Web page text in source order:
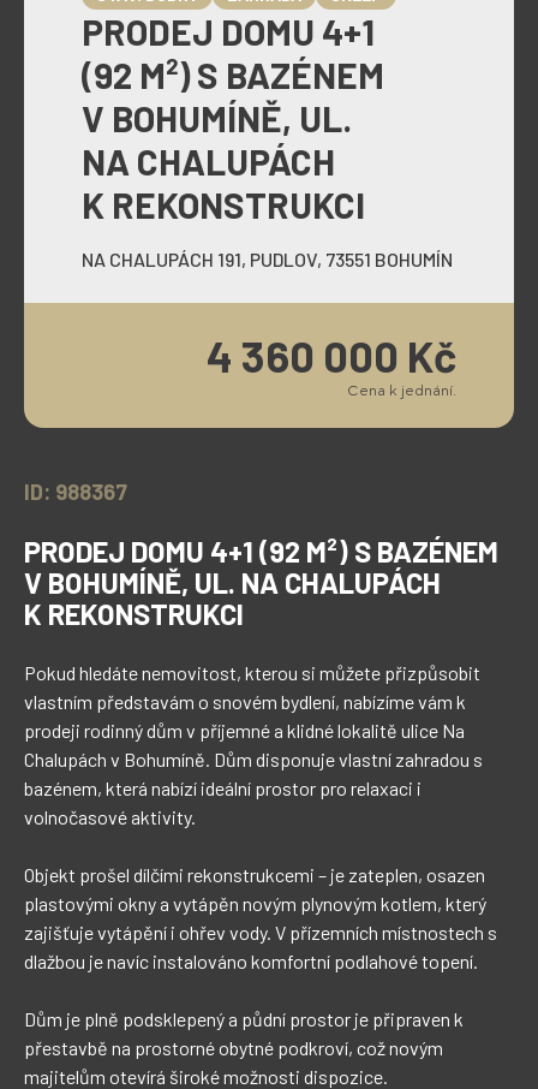
PRODEJ DOMU 4+1
(92 M²) S BAZÉNEM
V BOHUMÍNĚ, UL.
NA CHALUPÁCH
K REKONSTRUKCI
NA CHALUPÁCH 191, PUDLOV, 73551 BOHUMÍN
Cena k jednání.
4 360 000 Kč
ID: 988367
PRODEJ DOMU 4+1 (92 M²) S BAZÉNEM
V BOHUMÍNĚ, UL. NA CHALUPÁCH
K REKONSTRUKCI
Pokud hledáte nemovitost, kterou si můžete přizpůsobit
vlastním představám o snovém bydlení, nabízíme vám k
prodeji rodinný dům v příjemné a klidné lokalitě ulice Na
Chalupách v Bohumíně. Dům disponuje vlastní zahradou s
bazénem, která nabízí ideální prostor pro relaxaci i
volnočasové aktivity.
Objekt prošel dílčími rekonstrukcemi – je zateplen, osazen
plastovými okny a vytápěn novým plynovým kotlem, který
zajišťuje vytápění i ohřev vody. V přízemních místnostech s
dlažbou je navíc instalováno komfortní podlahové topení.
Dům je plně podsklepený a půdní prostor je připraven k
přestavbě na prostorné obytné podkroví, což novým
majitelům otevírá široké možnosti dispozice.